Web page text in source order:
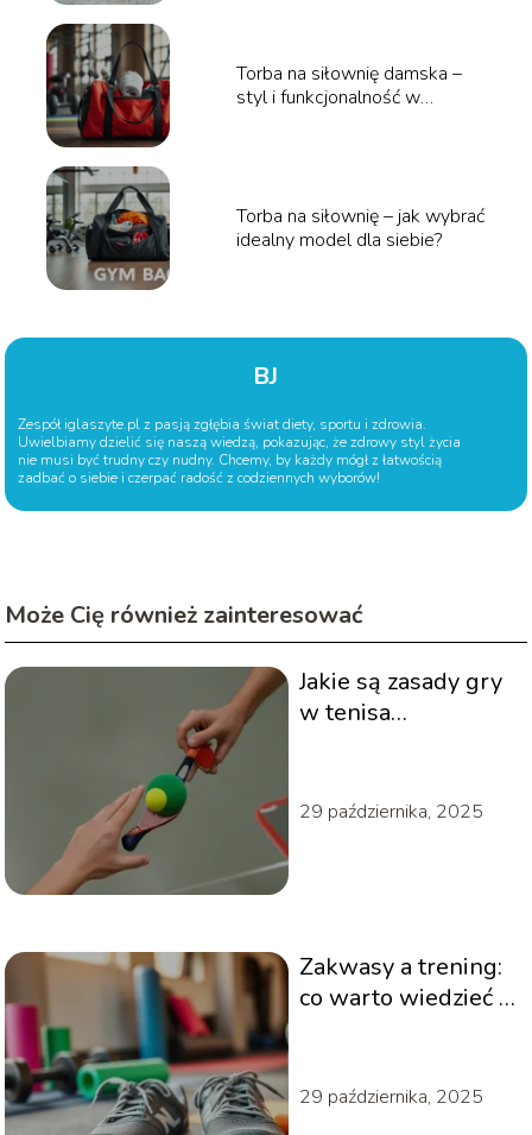
Torba na siłownię damska –
styl i funkcjonalność w
Torba na siłownię – jak wybrać
idealny model dla siebie?
BJ
Zespół iglaszyte.pl z pasją zgłębia świat diety, sportu i zdrowia.
Uwielbiamy dzielić się naszą wiedzą, pokazując, że zdrowy styl życia
nie musi być trudny czy nudny. Chcemy, by każdy mógł z łatwością
zadbać o siebie i czerpać radość z codziennych wyborów!
Może Cię również zainteresować
Jakie są zasady gry
w tenisa
29 października, 2025
Zakwasy a trening:
co warto wiedzieć o
29 października, 2025